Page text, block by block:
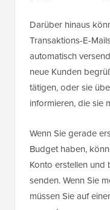
Darüber hinaus
Transaktions-E-
automatisch
neue Kunden
tätigen, oder sie
informieren, die sie
Wenn Sie gerade
Budget haben,
Konto erstellen und
senden. Wenn Sie
müssen Sie auf